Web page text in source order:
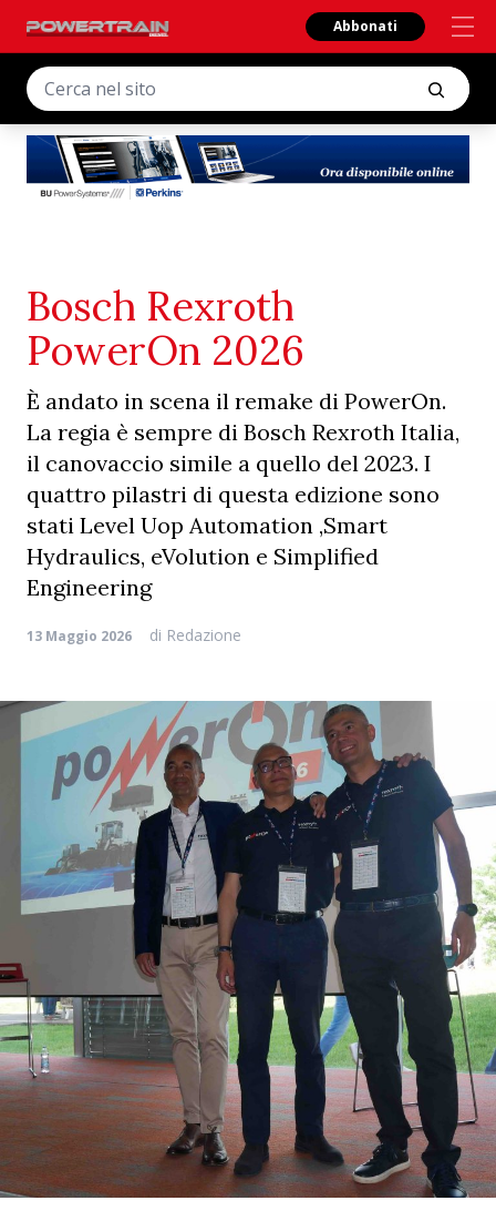
Abbonati
Bosch Rexroth
PowerOn 2026
È andato in scena il remake di PowerOn.
La regia è sempre di Bosch Rexroth Italia,
il canovaccio simile a quello del 2023. I
quattro pilastri di questa edizione sono
stati Level Uop Automation ,Smart
Hydraulics, eVolution e Simplified
Engineering
13 Maggio 2026 di Redazione